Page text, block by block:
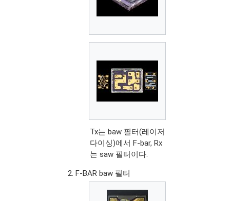
Tx는 baw 필터(레이저
다이싱)에서 F-bar, Rx
는 saw 필터이다.
F-BAR baw 필터